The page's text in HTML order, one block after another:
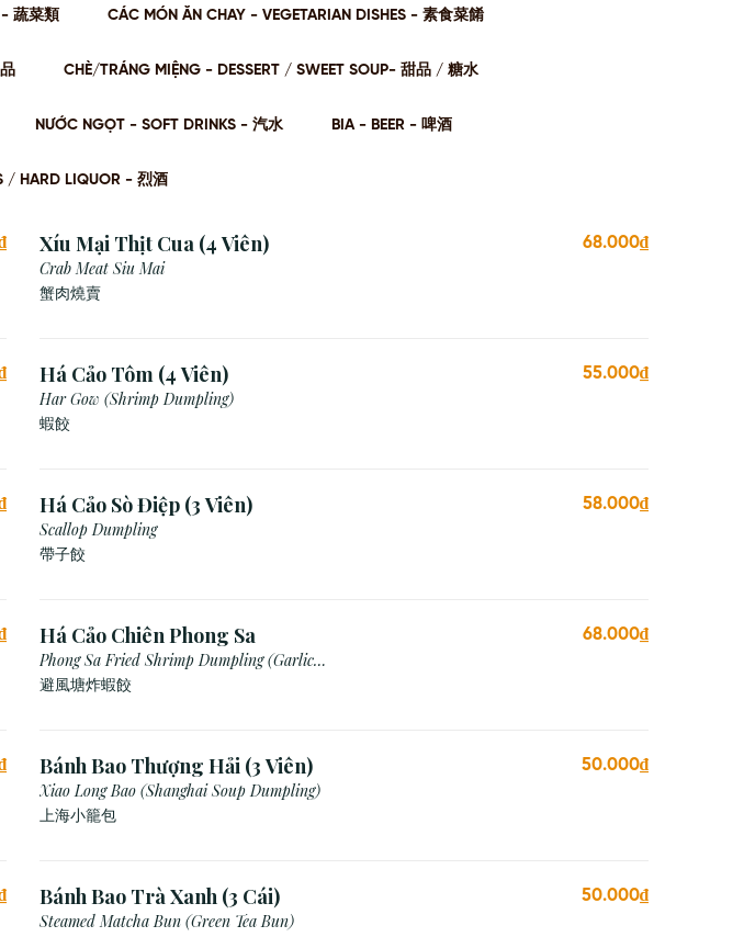
- 蔬菜類 CÁC MÓN ĂN CHAY - VEGETARIAN DISHES - 素⻝菜餚
CHÈ/TRÁNG MIỆNG - DESSERT / SWEET SOUP- 甜品 / 糖⽔
NƯỚC NGỌT - SOFT DRINKS - 汽⽔ BIA - BEER - 啤酒
/ HARD LIQUOR - 烈酒
Xíu Mại Thịt Cua (4 Viên)
Crab Meat Siu Mai
蟹肉燒賣
68.000₫
Há Cảo Tôm (4 Viên)
Har Gow (Shrimp Dumpling)
蝦餃
55.000₫
Há Cảo Sò Điệp (3 Viên)
Scallop Dumpling
帶子餃
58.000₫
Há Cảo Chiên Phong Sa
Phong Sa Fried Shrimp Dumpling (Garlic
Breadcrumb)
避風塘炸蝦餃
68.000₫
Bánh Bao Thượng Hải (3 Viên)
Xiao Long Bao (Shanghai Soup Dumpling)
上海小籠包
50.000₫
Bánh Bao Trà Xanh (3 Cái)
Steamed Matcha Bun (Green Tea Bun)
50.000₫